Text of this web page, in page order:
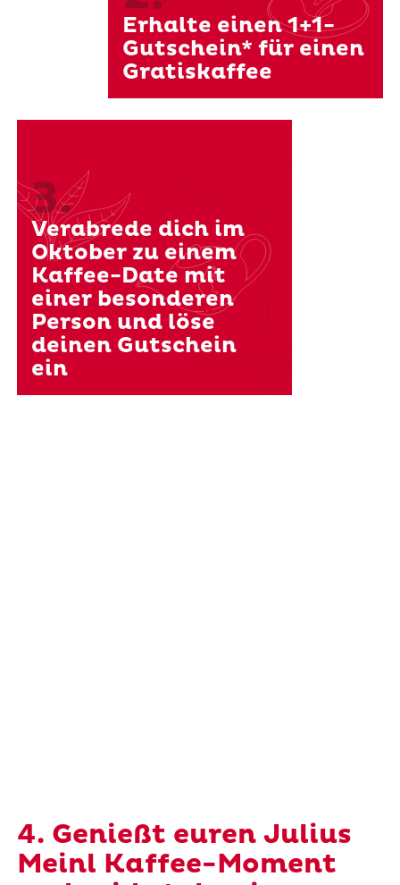
Erhalte einen 1+1-
Gutschein* für einen
Gratiskaffee
3.
Verabrede dich im
Oktober zu einem
Kaffee-Date mit
einer besonderen
Person und löse
deinen Gutschein
ein
4. Genießt euren Julius
Meinl Kaffee-Moment